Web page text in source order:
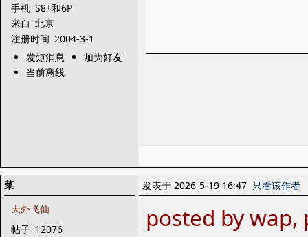
手机 S8+和6P
来自 北京
注册时间 2004-3-1
发短消息
加为好友
当前离线
菜
天外飞仙
帖子 12076
发表于 2026-5-19 16:47 只看该作者
posted by